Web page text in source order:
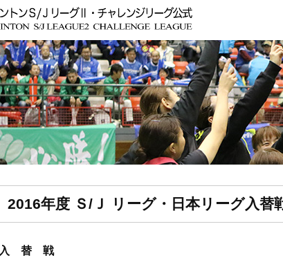
2016年度 Ｓ/Ｊ リーグ・日本リーグ入
入 替 戦